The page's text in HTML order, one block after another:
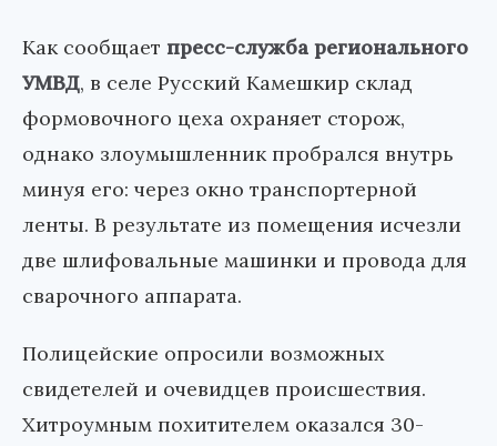
Как сообщает пресс-служба регионального
УМВД, в селе Русский Камешкир склад
формовочного цеха охраняет сторож,
однако злоумышленник пробрался внутрь
минуя его: через окно транспортерной
ленты. В результате из помещения исчезли
две шлифовальные машинки и провода для
сварочного аппарата.
Полицейские опросили возможных
свидетелей и очевидцев происшествия.
Хитроумным похитителем оказался 30-